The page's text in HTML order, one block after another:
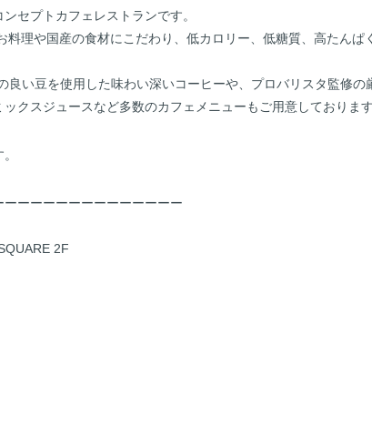
セプトカフェレストランです。
理や国産の食材にこだわり、低カロリー、低糖質、高たんぱ
良い豆を使用した味わい深いコーヒーや、プロバリスタ監修
クスジュースなど多数のカフェメニューもご用意しております
ーーーーーーーーーーーーー
2F